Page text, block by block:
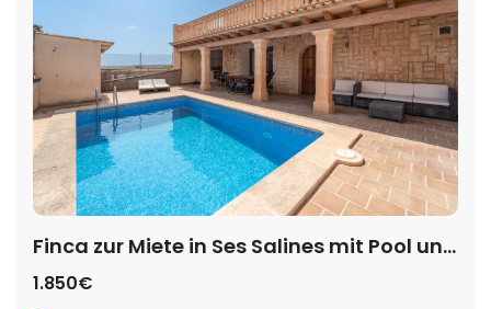
Finca zur Miete in Ses Salines mit Pool und Meerblick
1.850€